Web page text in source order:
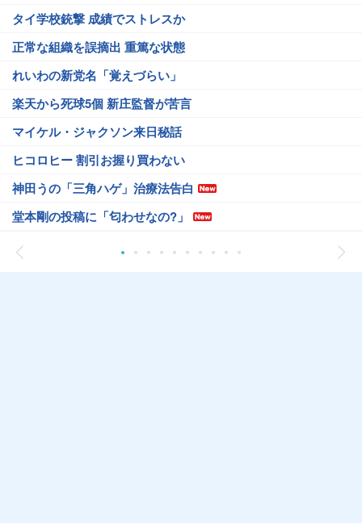
タイ学校銃撃 成績でストレスか
正常な組織を誤摘出 重篤な状態
れいわの新党名「覚えづらい」
楽天から死球5個 新庄監督が苦言
マイケル・ジャクソン来日秘話
ヒコロヒー 割引お握り買わない
神田うの「三角ハゲ」治療法告白
堂本剛の投稿に「匂わせなの?」